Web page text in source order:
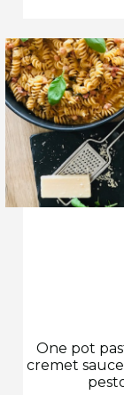
One pot
cremet